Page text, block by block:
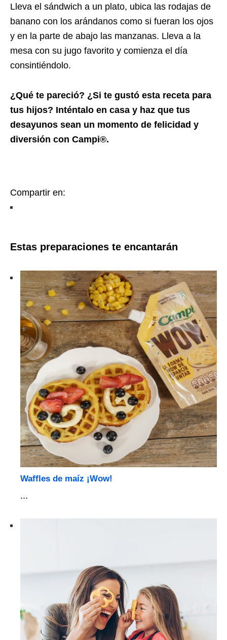
Lleva el sándwich a un plato, ubica las rodajas de
banano con los arándanos como si fueran los ojos
y en la parte de abajo las manzanas. Lleva a la
mesa con su jugo favorito y comienza el día
consintiéndolo.
¿Qué te pareció? ¿Si te gustó esta receta para
tus hijos? Inténtalo en casa y haz que tus
desayunos sean un momento de felicidad y
diversión con Campi®.
Compartir en:
Estas preparaciones te encantarán
Waffles de maíz ¡Wow!
...